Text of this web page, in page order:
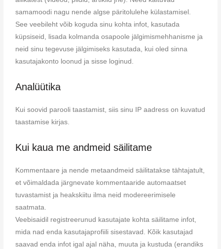
samamoodi nagu nende algse päritolulehe külastamisel.
See veebileht võib koguda sinu kohta infot, kasutada
küpsiseid, lisada kolmanda osapoole jälgimismehhanisme ja
neid sinu tegevuse jälgimiseks kasutada, kui oled sinna
kasutajakonto loonud ja sisse loginud.
Analüütika
Kui soovid parooli taastamist, siis sinu IP aadress on kuvatud
taastamise kirjas.
Kui kaua me andmeid säilitame
Kommentaare ja nende metaandmeid säilitatakse tähtajatult,
et võimaldada järgnevate kommentaaride automaatset
tuvastamist ja heakskiitu ilma neid modereerimisele
saatmata.
Veebisaidil registreerunud kasutajate kohta säilitame infot,
mida nad enda kasutajaprofiili sisestavad. Kõik kasutajad
saavad enda infot igal ajal näha, muuta ja kustuda (erandiks